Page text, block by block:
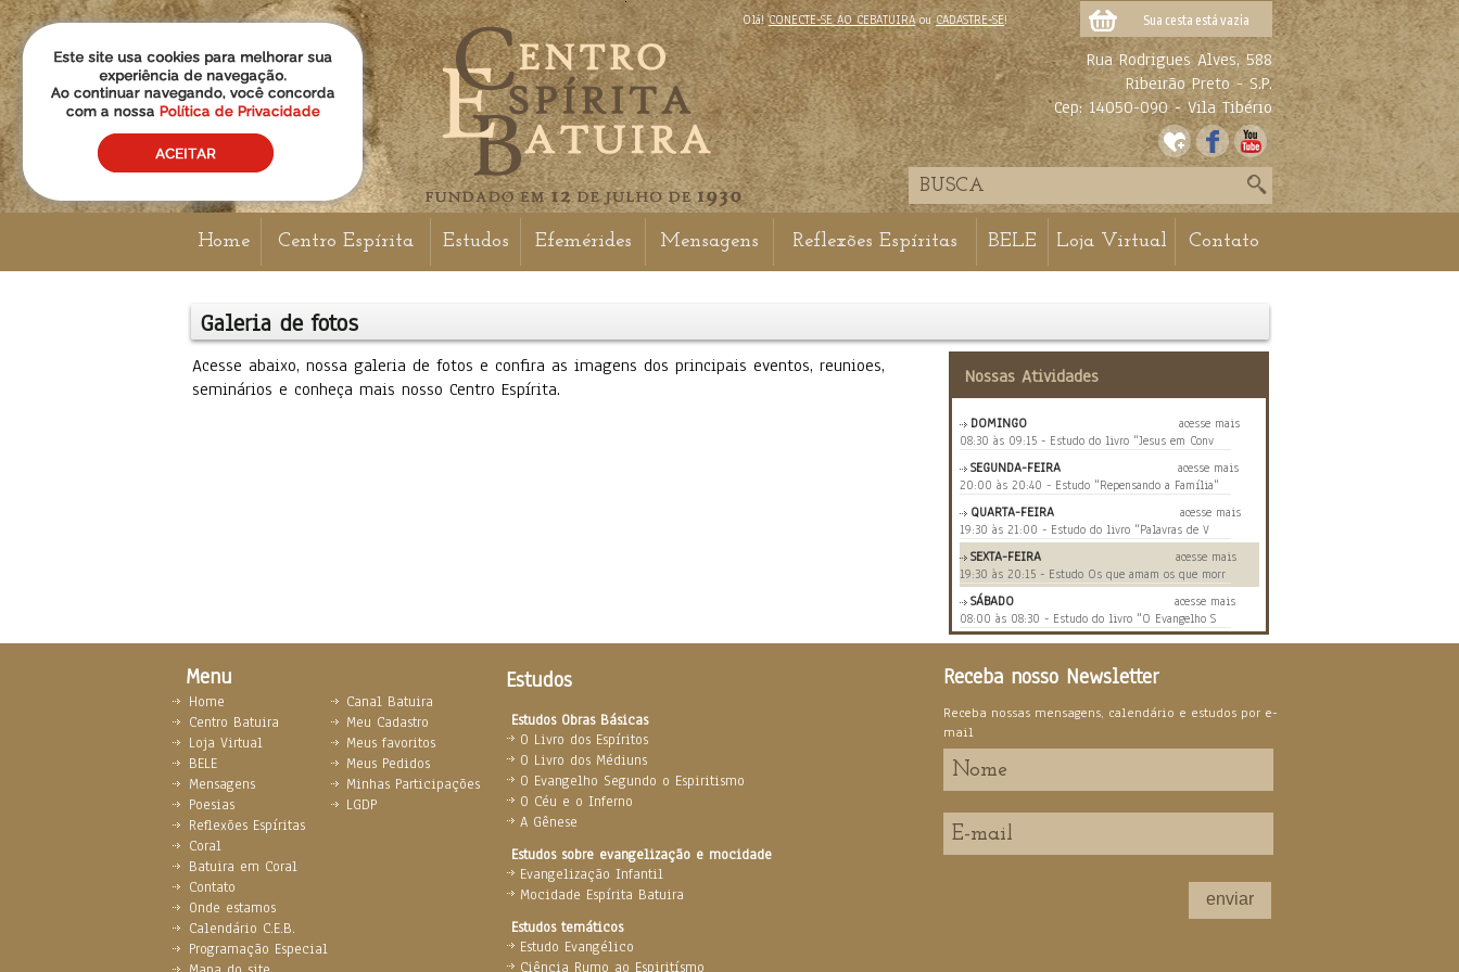
Olá!CONECTE-SE AO CEBATUIRAouCADASTRE-SE! Sua cesta está vazia
Rua Rodrigues Alves, 588
Ribeirão Preto - S.P.
Cep: 14050-090 - Vila Tibério
Home Centro Espírita Estudos Efemérides Mensagens Reflexões Espíritas BELE Loja Virtual Contato
Galeria de fotos
Acesse abaixo, nossa galeria de fotos e confira as imagens dos principais eventos, reunioes,
seminários e conheça mais nosso Centro Espírita.
Nossas Atividades
DOMINGO acesse mais
08:30 às 09:15 - Estudo do livro "Jesus em Conv
SEGUNDA-FEIRA acesse mais
20:00 às 20:40 - Estudo "Repensando a Família"
QUARTA-FEIRA acesse mais
19:30 às 21:00 - Estudo do livro "Palavras de V
SEXTA-FEIRA acesse mais
19:30 às 20:15 - Estudo Os que amam os que morr
SÁBADO acesse mais
08:00 às 08:30 - Estudo do livro "O Evangelho S
Menu Estudos
Estudos Obras Básicas
O Livro dos Espíritos
O Livro dos Médiuns
O Evangelho Segundo o Espiritismo
O Céu e o Inferno
A Gênese
Estudos sobre evangelização e mocidade
Evangelização Infantil
Mocidade Espírita Batuira
Estudos temáticos
Estudo Evangélico
Ciência Rumo ao Espiritísmo
Home
Centro Batuira
Loja Virtual
BELE
Mensagens
Poesias
Reflexões Espíritas
Coral
Batuira em Coral
Contato
Onde estamos
Calendário C.E.B.
Programação Especial
Canal Batuira
Meu Cadastro
Meus favoritos
Meus Pedidos
Minhas Participações
LGDP
Receba nosso Newsletter
Receba nossas mensagens, calendário e estudos por e-
mail
enviar